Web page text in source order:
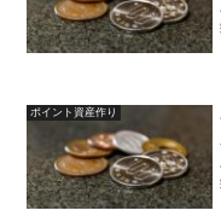
ポイント資産作り